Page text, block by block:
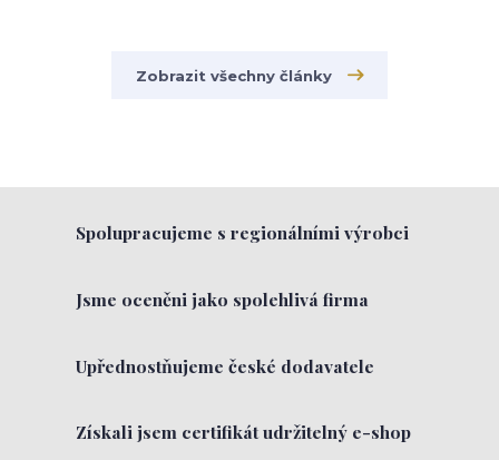
Zobrazit všechny články
Spolupracujeme s regionálními výrobci
Jsme oceněni jako spolehlivá firma
Upřednostňujeme české dodavatele
Získali jsem certifikát udržitelný e-shop